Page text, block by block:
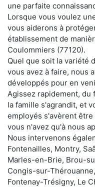
une parfaite
Lorsque vous voulez
vous aiderons à
établissement de
Coulommiers (77120).
Quel que soit la variété
vous avez à faire, nous
développés pour en
Agissez rapidement, du
la famille s'agrandit, et
employés s'avèrent
vous n'avez qu'à nous
Nous intervenons
Fontenailles, Montry,
Marles-en-Brie, Brou-
Congis-sur-
Fontenay-Trésigny, Le